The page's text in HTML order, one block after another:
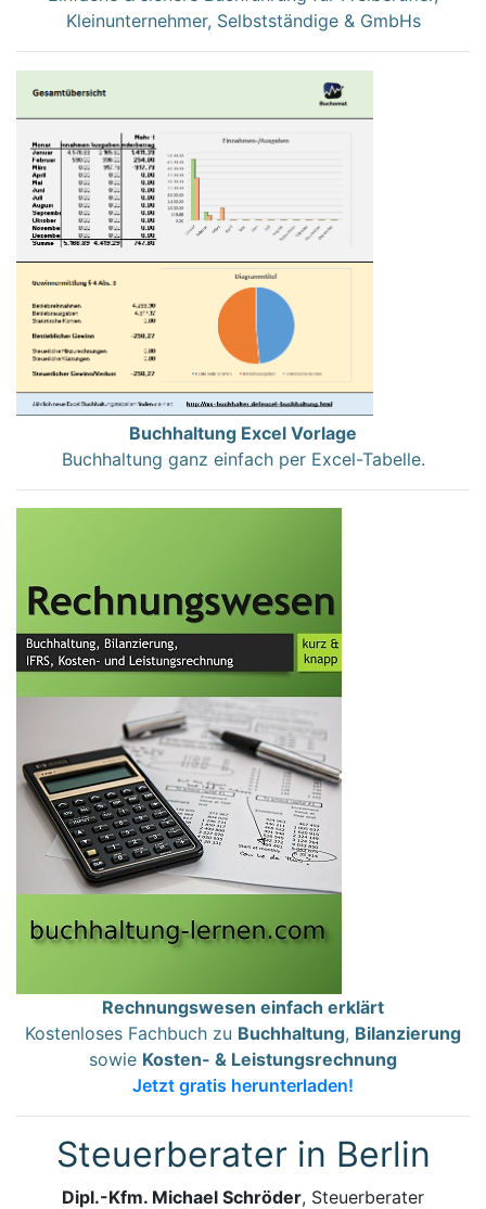
Kleinunternehmer, Selbstständige & GmbHs
Buchhaltung Excel Vorlage
Buchhaltung ganz einfach per Excel-Tabelle.
Rechnungswesen einfach erklärt
Kostenloses Fachbuch zu Buchhaltung, Bilanzierung
sowie Kosten- & Leistungsrechnung
Jetzt gratis herunterladen!
Steuerberater in Berlin
Dipl.-Kfm. Michael Schröder, Steuerberater